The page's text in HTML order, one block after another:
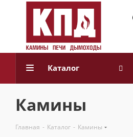
Каталог
Камины
Главная - Каталог - Камины